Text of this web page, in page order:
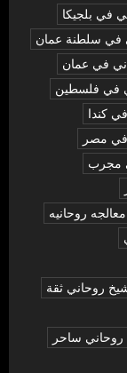
في بلجيكا
في سلطنة عمان
في عمان
في فلسطين
كندا
مصر
مجرب
روحانيه
روحاني ثقة
ساحر